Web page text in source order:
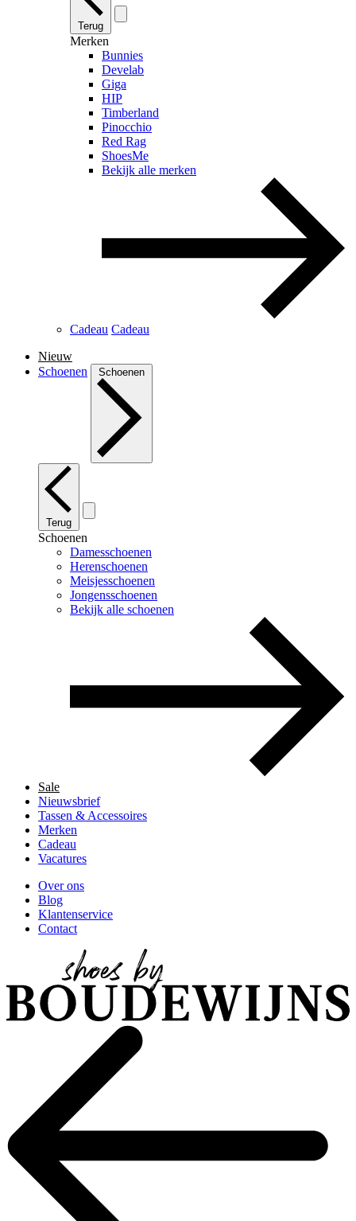
Terug
Merken
Bunnies
Develab
Giga
HIP
Timberland
Pinocchio
Red Rag
ShoesMe
Bekijk alle merken
Cadeau Cadeau
Nieuw
Schoenen
Schoenen
Terug
Schoenen
Damesschoenen
Herenschoenen
Meisjesschoenen
Jongensschoenen
Bekijk alle schoenen
Sale
Nieuwsbrief
Tassen & Accessoires
Merken
Cadeau
Vacatures
Over ons
Blog
Klantenservice
Contact